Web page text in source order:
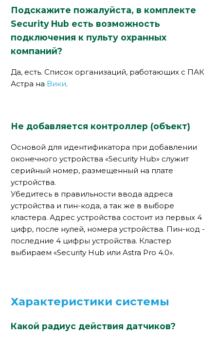
Подскажите пожалуйста, в комплекте
Security Hub есть возможность
подключения к пульту охранных
компаний?
Да, есть. Список организаций, работающих с ПАК
Астра на Вики.
Не добавляется контроллер (объект)
Основой для идентификатора при добавлении
оконечного устройства «Security Hub» служит
серийный номер, размещенный на плате
устройства.
Убедитесь в правильности ввода адреса
устройства и пин-кода, а так же в выборе
кластера. Адрес устройства состоит из первых 4
цифр, после нулей, номера устройства. Пин-код -
последние 4 цифры устройства. Кластер
выбираем «Security Hub или Astra Pro 4.0».
Характеристики системы
Какой радиус действия датчиков?